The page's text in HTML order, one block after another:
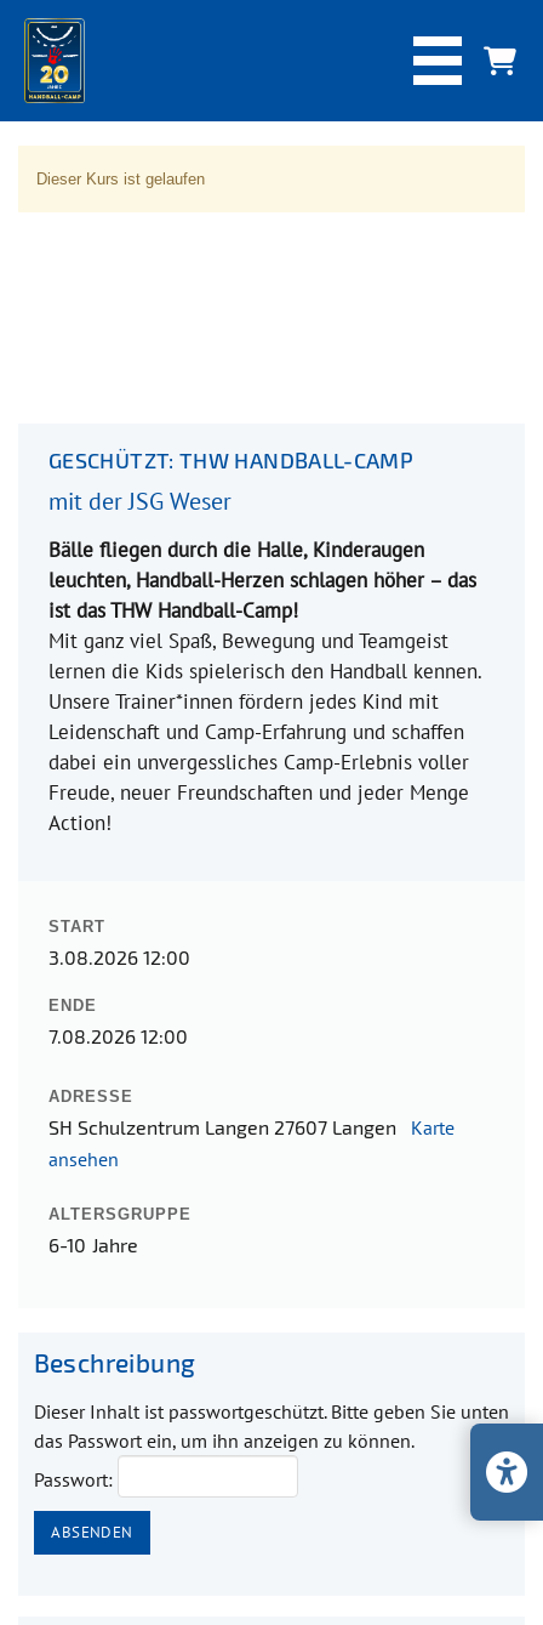
Dieser Kurs ist gelaufen
GESCHÜTZT: THW HANDBALL-CAMP
mit der JSG Weser
Bälle fliegen durch die Halle, Kinderaugen
leuchten, Handball-Herzen schlagen höher – das
ist das THW Handball-Camp!
Mit ganz viel Spaß, Bewegung und Teamgeist
lernen die Kids spielerisch den Handball kennen.
Unsere Trainer*innen fördern jedes Kind mit
Leidenschaft und Camp-Erfahrung und schaffen
dabei ein unvergessliches Camp-Erlebnis voller
Freude, neuer Freundschaften und jeder Menge
Action!
START
3.08.2026 12:00
ENDE
7.08.2026 12:00
ADRESSE
SH Schulzentrum Langen 27607 Langen Karte
ansehen
ALTERSGRUPPE
6-10 Jahre
Beschreibung
Dieser Inhalt ist passwortgeschützt. Bitte geben Sie unten
das Passwort ein, um ihn anzeigen zu können.
Passwort: